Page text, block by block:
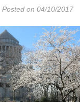
Posted on 04/10/2017